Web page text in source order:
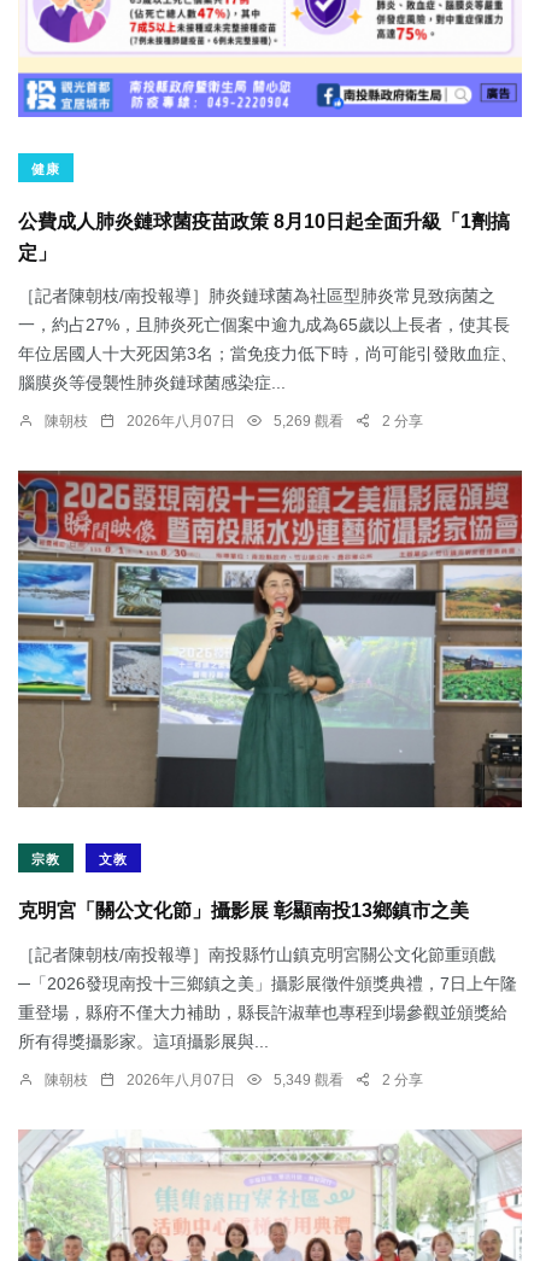
健康
公費成人肺炎鏈球菌疫苗政策 8月10日起全面升級「1劑搞
定」
［記者陳朝枝/南投報導］肺炎鏈球菌為社區型肺炎常見致病菌之
一，約占27%，且肺炎死亡個案中逾九成為65歲以上長者，使其長
年位居國人十大死因第3名；當免疫力低下時，尚可能引發敗血症、
腦膜炎等侵襲性肺炎鏈球菌感染症...
陳朝枝 2026年八月07日 5,269 觀看 2 分享
宗教 文教
克明宮「關公文化節」攝影展 彰顯南投13鄉鎮市之美
［記者陳朝枝/南投報導］南投縣竹山鎮克明宮關公文化節重頭戲
─「2026發現南投十三鄉鎮之美」攝影展徵件頒獎典禮，7日上午隆
重登場，縣府不僅大力補助，縣長許淑華也專程到場參觀並頒獎給
所有得獎攝影家。這項攝影展與...
陳朝枝 2026年八月07日 5,349 觀看 2 分享